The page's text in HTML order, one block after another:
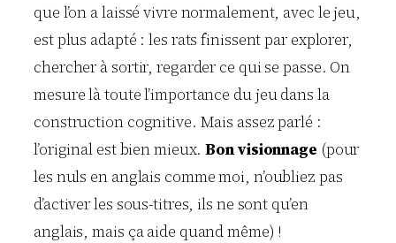
que l’on a laissé vivre normalement, avec le jeu,
est plus adapté : les rats finissent par explorer,
chercher à sortir, regarder ce qui se passe. On
mesure là toute l’importance du jeu dans la
construction cognitive. Mais assez parlé :
l’original est bien mieux.Bon visionnage (pour
les nuls en anglais comme moi, n’oubliez pas
d’activer les sous-titres, ils ne sont qu’en
anglais, mais ça aide quand même) !